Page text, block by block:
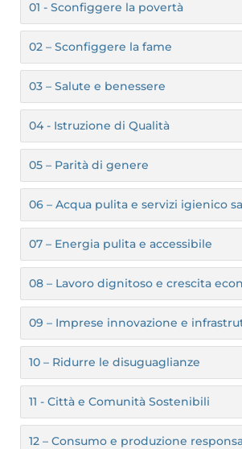
01 - Sconfiggere la povertà
02 – Sconfiggere la fame
03 – Salute e benessere
04 - Istruzione di Qualità
05 – Parità di genere
06 – Acqua pulita e servizi igienico
07 – Energia pulita e accessibile
08 – Lavoro dignitoso e crescita
09 – Imprese innovazione e
10 – Ridurre le disuguaglianze
11 - Città e Comunità Sostenibili
12 – Consumo e produzione